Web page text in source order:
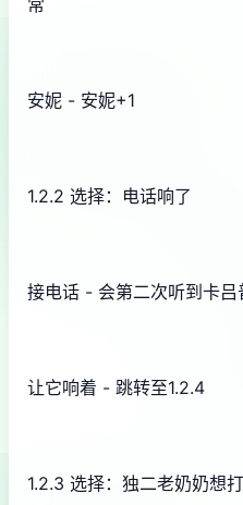
常
安妮 - 安妮+1
1.2.2 选择：电话响了
接电话 - 会第二次听到卡吕
让它响着 - 跳转至1.2.4
1.2.3 选择：独二老奶奶想